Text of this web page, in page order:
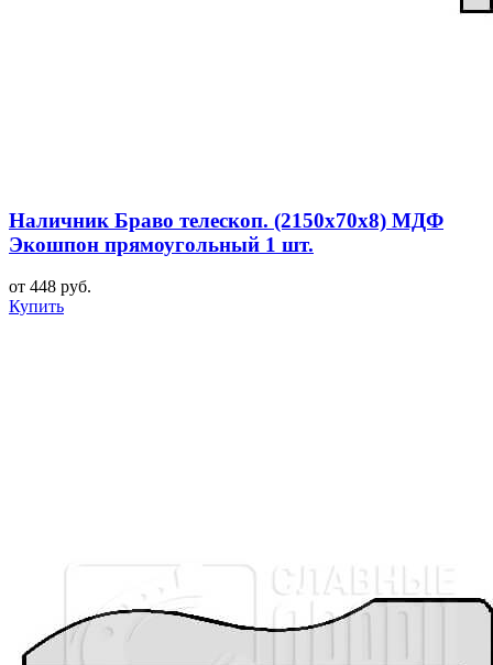
Наличник Браво телескоп. (2150x70x8) МДФ
Экошпон прямоугольный 1 шт.
от 448 руб.
Купить